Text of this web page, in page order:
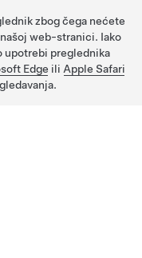
zbog čega nećete
web-stranici. Iako
upotrebi preglednika
Edge ili Apple Safari